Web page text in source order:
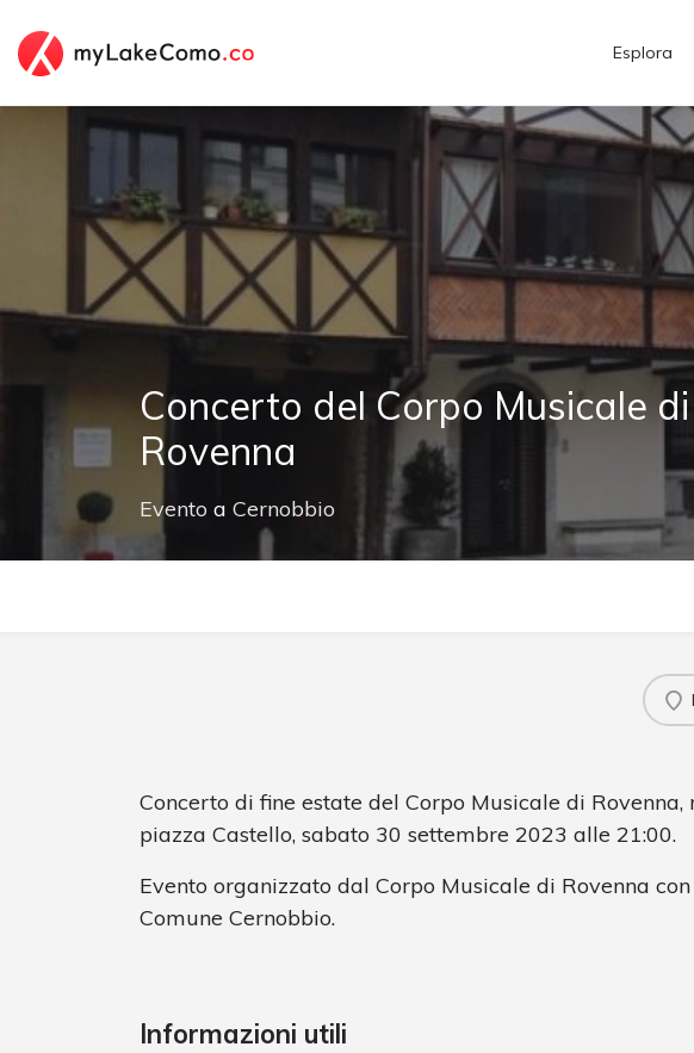
Esplora
Concerto del Corpo Musicale di
Rovenna
Evento a Cernobbio
Concerto di fine estate del Corpo Musicale di Rovenna,
piazza Castello, sabato 30 settembre 2023 alle 21:00.
Evento organizzato dal Corpo Musicale di Rovenna
Comune Cernobbio.
Informazioni utili